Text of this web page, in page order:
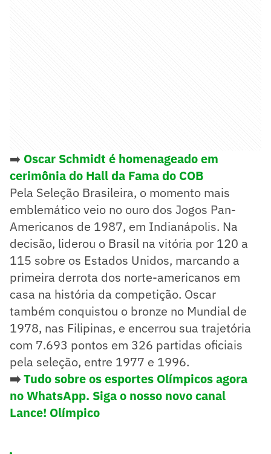
➡️ Oscar Schmidt é homenageado em
cerimônia do Hall da Fama do COB
Pela Seleção Brasileira, o momento mais
emblemático veio no ouro dos Jogos Pan-
Americanos de 1987, em Indianápolis. Na
decisão, liderou o Brasil na vitória por 120 a
115 sobre os Estados Unidos, marcando a
primeira derrota dos norte-americanos em
casa na história da competição. Oscar
também conquistou o bronze no Mundial de
1978, nas Filipinas, e encerrou sua trajetória
com 7.693 pontos em 326 partidas oficiais
pela seleção, entre 1977 e 1996.
➡️Tudo sobre os esportes Olímpicos agora
no WhatsApp. Siga o nosso novo canal
Lance! Olímpico